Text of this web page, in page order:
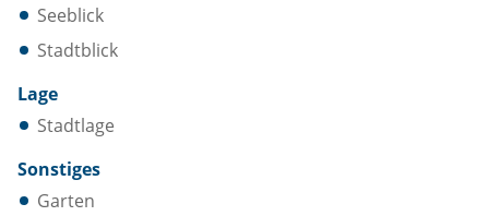
Seeblick
Stadtblick
Lage
Stadtlage
Sonstiges
Garten